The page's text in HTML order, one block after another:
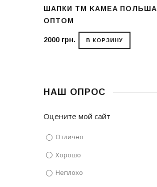
ШАПКИ ТМ KAMEA ПОЛЬША
ОПТОМ
2000 грн. В КОРЗИНУ
НАШ ОПРОС
Оцените мой сайт
Отлично
Хорошо
Неплохо